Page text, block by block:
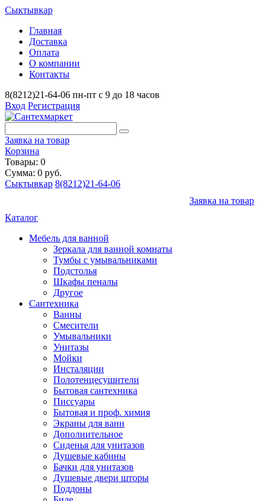
Сыктывкар
Главная
Доставка
Оплата
О компании
Контакты
8(8212)21-64-06 пн-пт с 9 до 18 часов
Вход Регистрация
Заявка на товар
Корзина
Товары: 0
Сумма: 0 руб.
Сыктывкар 8(8212)21-64-06
Заявка на товар
Каталог
Мебель для ванной
Зеркала для ванной комнаты
Тумбы с умывальниками
Подстолья
Шкафы пеналы
Другое
Сантехника
Ванны
Смесители
Умывальники
Унитазы
Мойки
Инсталяции
Полотенцесушители
Бытовая сантехника
Писсуары
Бытовая и проф. химия
Экраны для ванн
Дополнительное
Сиденья для унитазов
Душевые кабины
Бачки для унитазов
Душевые двери шторы
Поддоны